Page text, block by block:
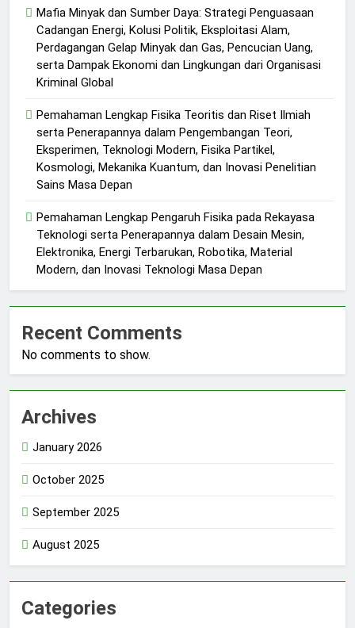
Mafia Minyak dan Sumber Daya: Strategi Penguasaan
Cadangan Energi, Kolusi Politik, Eksploitasi Alam,
Perdagangan Gelap Minyak dan Gas, Pencucian Uang,
serta Dampak Ekonomi dan Lingkungan dari Organisasi
Kriminal Global
Pemahaman Lengkap Fisika Teoritis dan Riset Ilmiah
serta Penerapannya dalam Pengembangan Teori,
Eksperimen, Teknologi Modern, Fisika Partikel,
Kosmologi, Mekanika Kuantum, dan Inovasi Penelitian
Sains Masa Depan
Pemahaman Lengkap Pengaruh Fisika pada Rekayasa
Teknologi serta Penerapannya dalam Desain Mesin,
Elektronika, Energi Terbarukan, Robotika, Material
Modern, dan Inovasi Teknologi Masa Depan
Recent Comments
No comments to show.
Archives
January 2026
October 2025
September 2025
August 2025
Categories